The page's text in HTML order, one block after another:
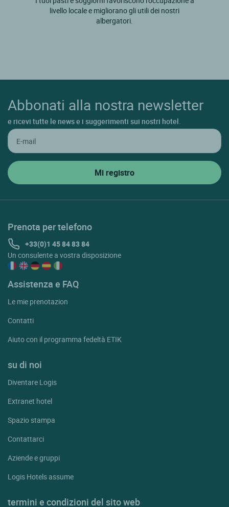
livello locale e migliorano gli utili dei nostri
albergatori.
Abbonati alla nostra newsletter
e ricevi tutte le news e i suggerimenti sui nostri hotel.
Prenota per telefono
+33(0)1 45 84 83 84
Un consulente a vostra disposizione
Assistenza e FAQ
Le mie prenotazion
Contatti
Aiuto con il programma fedeltà ETIK
su di noi
Diventare Logis
Extranet hotel
Spazio stampa
Contattarci
Aziende e gruppi
Logis Hotels assume
termini e condizioni del sito web